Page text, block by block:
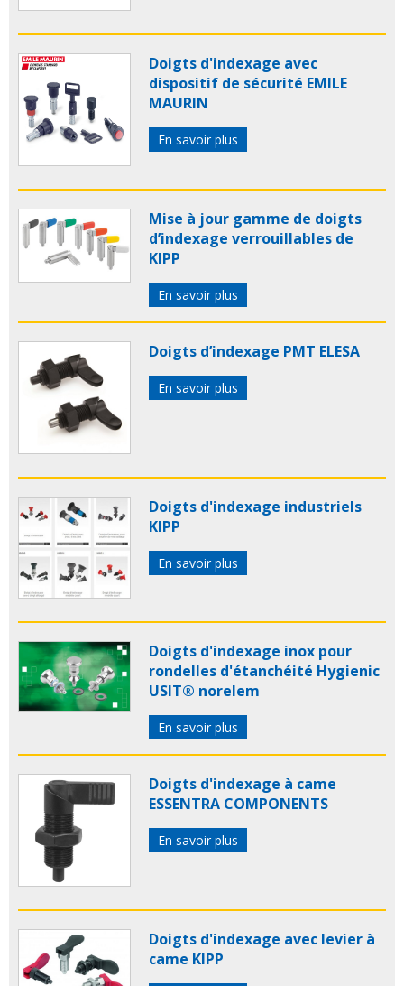
Doigts d'indexage avec
dispositif de sécurité EMILE
MAURIN
En savoir plus
Mise à jour gamme de doigts
d’indexage verrouillables de
KIPP
En savoir plus
Doigts d’indexage PMT ELESA
En savoir plus
Doigts d'indexage industriels
KIPP
En savoir plus
Doigts d'indexage inox pour
rondelles d'étanchéité Hygienic
USIT® norelem
En savoir plus
Doigts d'indexage à came
ESSENTRA COMPONENTS
En savoir plus
Doigts d'indexage avec levier à
came KIPP